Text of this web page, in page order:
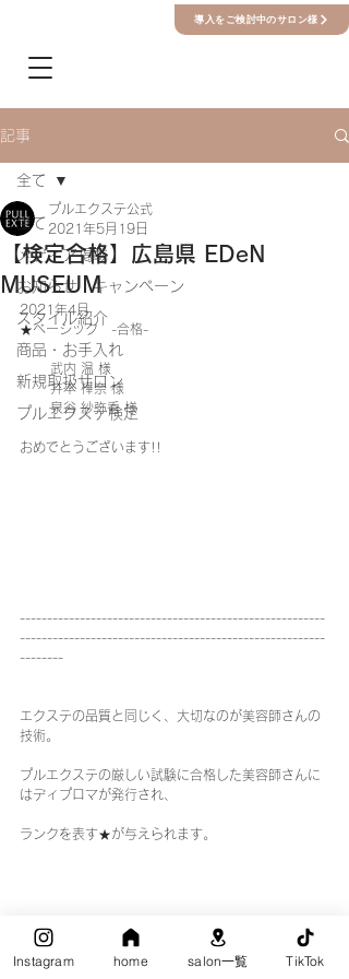
導入をご検討中のサロン様
記事
全て
メディア掲載
お知らせ・キャンペーン
スタイル紹介
商品・お手入れ
新規取扱サロン
プルエクステ検定
全て
【検定合格】広島県 EDeN
MUSEUM
プルエクステ公式
2021年5月19日
2021年4月
★ベーシック　-合格-
武内 温 様
井本 樺奈 様
泉谷 紗弥香 様
おめでとうございます!!
--------------------------------------------------------
--------------------------------------------------------
--------
エクステの品質と同じく、大切なのが美容師さんの
技術。
プルエクステの厳しい試験に合格した美容師さんに
はディプロマが発行され、
ランクを表す★が与えられます。
Instagram home salon一覧 TikTok